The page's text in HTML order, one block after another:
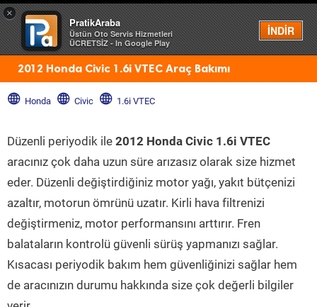
×
PratikAraba
Üstün Oto Servis Hizmetleri
ÜCRETSİZ - In Google Play
İNDİR
Menü
2012 Honda Civic 1.6i VTEC Araç Bakımı
Honda Civic 1.6i VTEC
Düzenli periyodik ile 2012 Honda Civic 1.6i VTEC
aracınız çok daha uzun süre arızasız olarak size hizmet
eder. Düzenli değiştirdiğiniz motor yağı, yakıt bütçenizi
azaltır, motorun ömrünü uzatır. Kirli hava filtrenizi
değiştirmeniz, motor performansını arttırır. Fren
balataların kontrolü güvenli sürüş yapmanızı sağlar.
Kısacası periyodik bakım hem güvenliğinizi sağlar hem
de aracınızın durumu hakkında size çok değerli bilgiler